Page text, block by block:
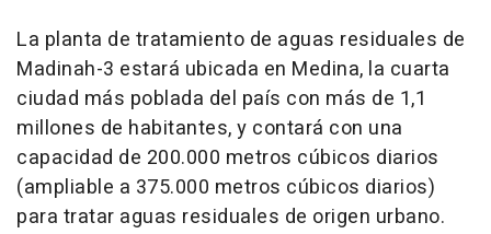
La planta de tratamiento de aguas residuales de
Madinah-3 estará ubicada en Medina, la cuarta
ciudad más poblada del país con más de 1,1
millones de habitantes, y contará con una
capacidad de 200.000 metros cúbicos diarios
(ampliable a 375.000 metros cúbicos diarios)
para tratar aguas residuales de origen urbano.